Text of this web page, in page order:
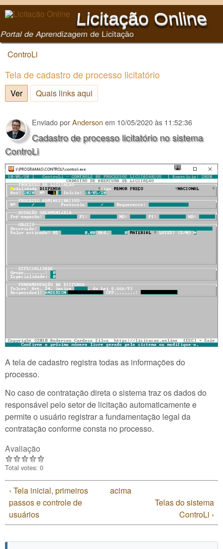
Pular para o conteúdo
principal
Licitação Online
Portal de Aprendizagem de Licitação
Você está aqui
ControLi
Tela de cadastro de processo licitatório
Ver(aba ativa)
Quais links aqui
Enviado porAnderson em 10/05/2020 às 11:52:36
Cadastro de processo licitatório no sistema
ControLi
A tela de cadastro registra todas as informações do
processo.
No caso de contratação direta o sistema traz os dados do
responsável pelo setor de licitação automaticamente e
permite o usuário registrar a fundamentação legal da
contratação conforme consta no processo.
Avaliação
Total votes: 0
‹ Tela inicial, primeiros
passos e controle de
usuários
acima
Telas do sistema
ControLi ›